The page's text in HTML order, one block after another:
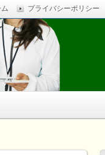
プライバシーポリシー
れているなら、自分で簡